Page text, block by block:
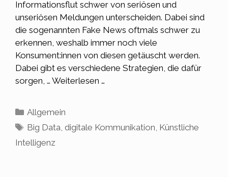
Informationsflut schwer von seriösen und
unseriösen Meldungen unterscheiden. Dabei sind
die sogenannten Fake News oftmals schwer zu
erkennen, weshalb immer noch viele
Konsument:innen von diesen getäuscht werden.
Dabei gibt es verschiedene Strategien, die dafür
sorgen, … Weiterlesen …
Kategorien
Allgemein
Schlagwörter
Big Data,digitale Kommunikation, Künstliche
Intelligenz